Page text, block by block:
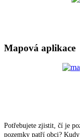
Mapová aplikace
Potřebujete zjistit, čí je
pozemky patří obci?